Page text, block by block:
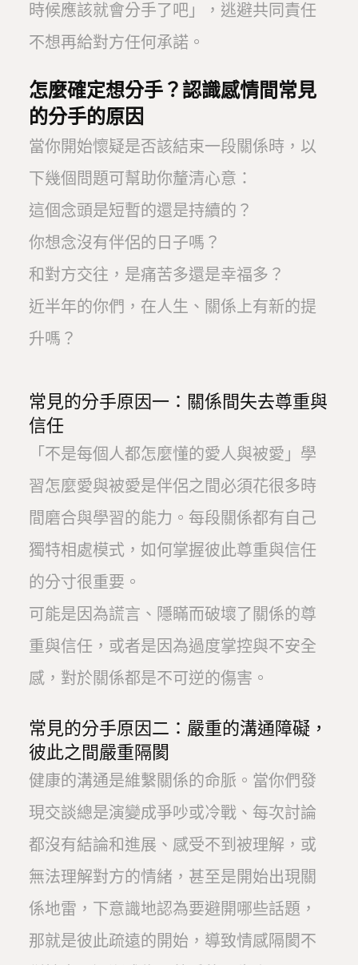
時候應該就會分手了吧」，逃避共同責任
不想再給對方任何承諾。
怎麼確定想分手？認識感情間常見
的分手的原因
當你開始懷疑是否該結束一段關係時，以
下幾個問題可幫助你釐清心意：
這個念頭是短暫的還是持續的？
你想念沒有伴侶的日子嗎？
和對方交往，是痛苦多還是幸福多？
近半年的你們，在人生、關係上有新的提
升嗎？
常見的分手原因一：關係間失去尊重與
信任
「不是每個人都怎麼懂的愛人與被愛」學
習怎麼愛與被愛是伴侶之間必須花很多時
間磨合與學習的能力。每段關係都有自己
獨特相處模式，如何掌握彼此尊重與信任
的分寸很重要。
可能是因為謊言、隱瞞而破壞了關係的尊
重與信任，或者是因為過度掌控與不安全
感，對於關係都是不可逆的傷害。
常見的分手原因二：嚴重的溝通障礙，
彼此之間嚴重隔閡
健康的溝通是維繫關係的命脈。當你們發
現交談總是演變成爭吵或冷戰、每次討論
都沒有結論和進展、感受不到被理解，或
無法理解對方的情緒，甚至是開始出現關
係地雷，下意識地認為要避開哪些話題，
那就是彼此疏遠的開始，導致情感隔閡不